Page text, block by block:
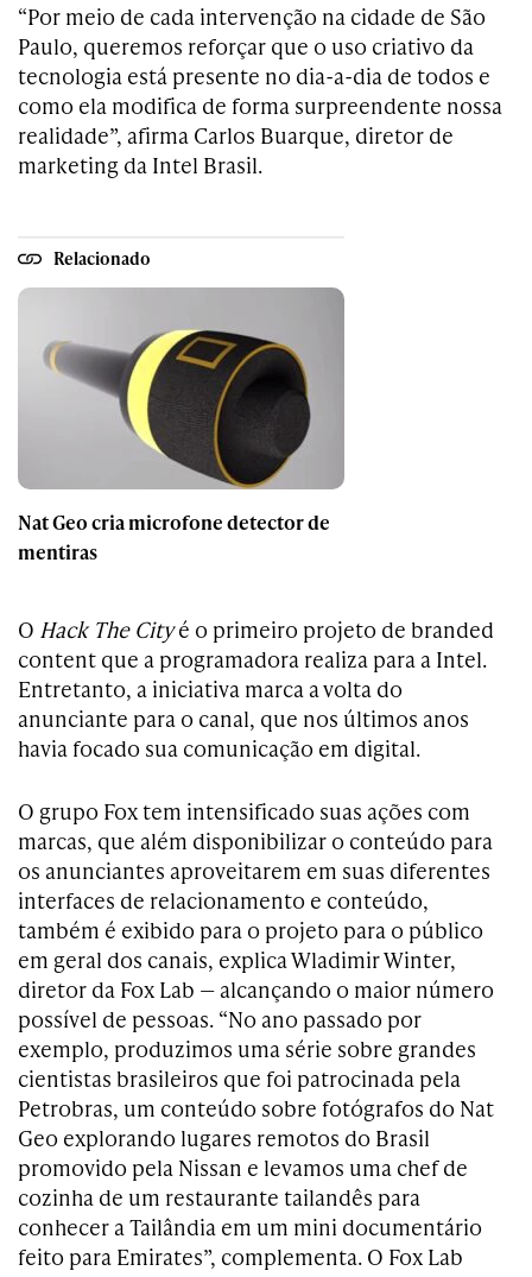
“Por meio de cada intervenção na cidade de São
Paulo, queremos reforçar que o uso criativo da
tecnologia está presente no dia-a-dia de todos e
como ela modifica de forma surpreendente nossa
realidade”, afirma Carlos Buarque, diretor de
marketing da Intel Brasil.
Relacionado
Nat Geo cria microfone detector de
mentiras
O Hack The Cityé o primeiro projeto de branded
content que a programadora realiza para a Intel.
Entretanto, a iniciativa marca a volta do
anunciante para o canal, que nos últimos anos
havia focado sua comunicação em digital.
O grupo Fox tem intensificado suas ações com
marcas, que além disponibilizar o conteúdo para
os anunciantes aproveitarem em suas diferentes
interfaces de relacionamento e conteúdo,
também é exibido para o projeto para o público
em geral dos canais, explica Wladimir Winter,
diretor da Fox Lab — alcançando o maior número
possível de pessoas. “No ano passado por
exemplo, produzimos uma série sobre grandes
cientistas brasileiros que foi patrocinada pela
Petrobras, um conteúdo sobre fotógrafos do Nat
Geo explorando lugares remotos do Brasil
promovido pela Nissan e levamos uma chef de
cozinha de um restaurante tailandês para
conhecer a Tailândia em um mini documentário
feito para Emirates”, complementa. O Fox Lab